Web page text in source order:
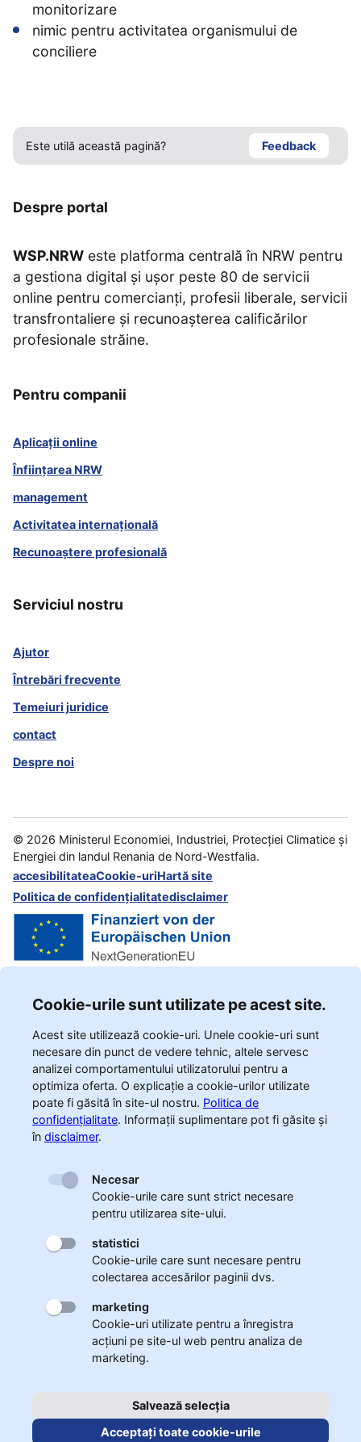
monitorizare
nimic pentru activitatea organismului de
conciliere
Este utilă această pagină? Feedback
Despre portal
WSP.NRW este platforma centrală în NRW pentru
a gestiona digital și ușor peste 80 de servicii
online pentru comercianți, profesii liberale, servicii
transfrontaliere și recunoașterea calificărilor
profesionale străine.
Pentru companii
Aplicații online
Înființarea NRW
management
Activitatea internațională
Recunoaștere profesională
Serviciul nostru
Ajutor
Întrebări frecvente
Temeiuri juridice
contact
Despre noi
© 2026 Ministerul Economiei, Industriei, Protecției Climatice și
Energiei din landul Renania de Nord-Westfalia.
accesibilitateaCookie-uriHartă site
Politica de confidențialitatedisclaimer
Cookie-urile sunt utilizate pe acest site.
Acest site utilizează cookie-uri. Unele cookie-uri sunt
necesare din punct de vedere tehnic, altele servesc
analizei comportamentului utilizatorului pentru a
optimiza oferta. O explicație a cookie-urilor utilizate
poate fi găsită în site-ul nostru. Politica de
confidențialitate. Informații suplimentare pot fi găsite și
în disclaimer.
Necesar
Cookie-urile care sunt strict necesare
pentru utilizarea site-ului.
statistici
Cookie-urile care sunt necesare pentru
colectarea accesărilor paginii dvs.
marketing
Cookie-uri utilizate pentru a înregistra
acțiuni pe site-ul web pentru analiza de
marketing.
Salvează selecția
Acceptați toate cookie-urile